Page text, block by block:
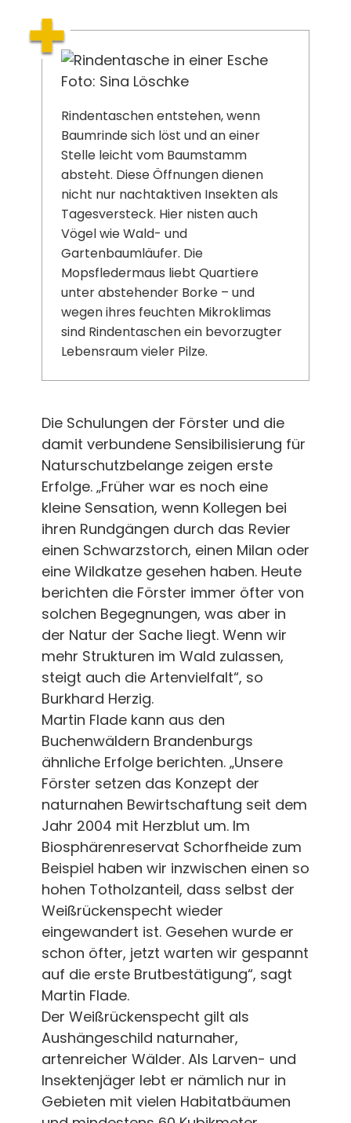
Foto: Sina Löschke
Rindentaschen entstehen, wenn
Baumrinde sich löst und an einer
Stelle leicht vom Baumstamm
absteht. Diese Öffnungen dienen
nicht nur nachtaktiven Insekten als
Tagesversteck. Hier nisten auch
Vögel wie Wald- und
Gartenbaumläufer. Die
Mopsfledermaus liebt Quartiere
unter abstehender Borke – und
wegen ihres feuchten Mikroklimas
sind Rindentaschen ein bevorzugter
Lebensraum vieler Pilze.
Die Schulungen der Förster und die
damit verbundene Sensibilisierung für
Naturschutzbelange zeigen erste
Erfolge. „Früher war es noch eine
kleine Sensation, wenn Kollegen bei
ihren Rundgängen durch das Revier
einen Schwarzstorch, einen Milan oder
eine Wildkatze gesehen haben. Heute
berichten die Förster immer öfter von
solchen Begegnungen, was aber in
der Natur der Sache liegt. Wenn wir
mehr Strukturen im Wald zulassen,
steigt auch die Artenvielfalt“, so
Burkhard Herzig.
Martin Flade kann aus den
Buchenwäldern Brandenburgs
ähnliche Erfolge berichten. „Unsere
Förster setzen das Konzept der
naturnahen Bewirtschaftung seit dem
Jahr 2004 mit Herzblut um. Im
Biosphärenreservat Schorfheide zum
Beispiel haben wir inzwischen einen so
hohen Totholzanteil, dass selbst der
Weißrückenspecht wieder
eingewandert ist. Gesehen wurde er
schon öfter, jetzt warten wir gespannt
auf die erste Brutbestätigung“, sagt
Martin Flade.
Der Weißrückenspecht gilt als
Aushängeschild naturnaher,
artenreicher Wälder. Als Larven- und
Insektenjäger lebt er nämlich nur in
Gebieten mit vielen Habitatbäumen